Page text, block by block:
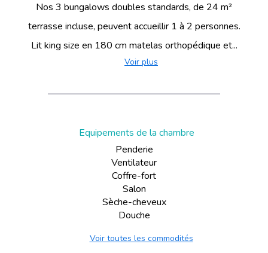
Nos 3 bungalows doubles standards, de 24 m²
terrasse incluse, peuvent accueillir 1 à 2 personnes.
Lit king size en 180 cm matelas orthopédique et...
Voir plus
Equipements de la chambre
Penderie
Ventilateur
Coffre-fort
Salon
Sèche-cheveux
Douche
Voir toutes les commodités